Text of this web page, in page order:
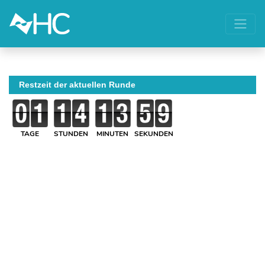
Restzeit der aktuellen Runde
TAGE STUNDEN MINUTEN SEKUNDEN